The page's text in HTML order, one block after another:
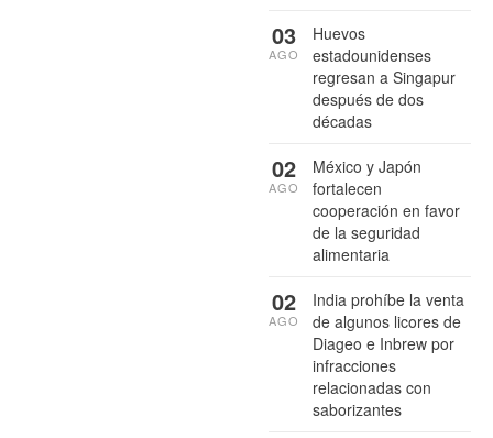
Huevos
estadounidenses
regresan a Singapur
después de dos
décadas
03
AGO
México y Japón
fortalecen
cooperación en favor
de la seguridad
alimentaria
02
AGO
India prohíbe la venta
de algunos licores de
Diageo e Inbrew por
infracciones
relacionadas con
saborizantes
02
AGO